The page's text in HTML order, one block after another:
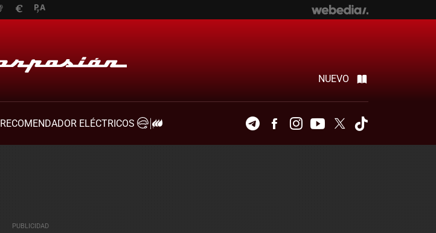
NUEVO
RECOMENDADOR ELÉCTRICOS
TelegramFacebookInstagramYoutubeTwitter